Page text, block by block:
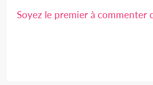
Soyez le premier à commenter